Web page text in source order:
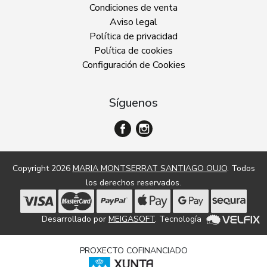
Condiciones de venta
Aviso legal
Política de privacidad
Política de cookies
Configuración de Cookies
Síguenos
Copyright 2026 MARIA MONTSERRAT SANTIAGO OUJO. Todos
los derechos reservados.
Desarrollado por MEIGASOFT. Tecnología
PROXECTO COFINANCIADO